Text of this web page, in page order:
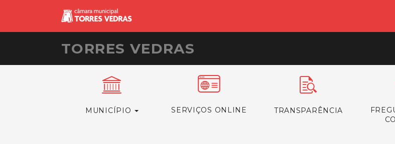
TORRES VEDRAS
MUNICÍPIO SERVIÇOS ONLINE TRANSPARÊNCIA